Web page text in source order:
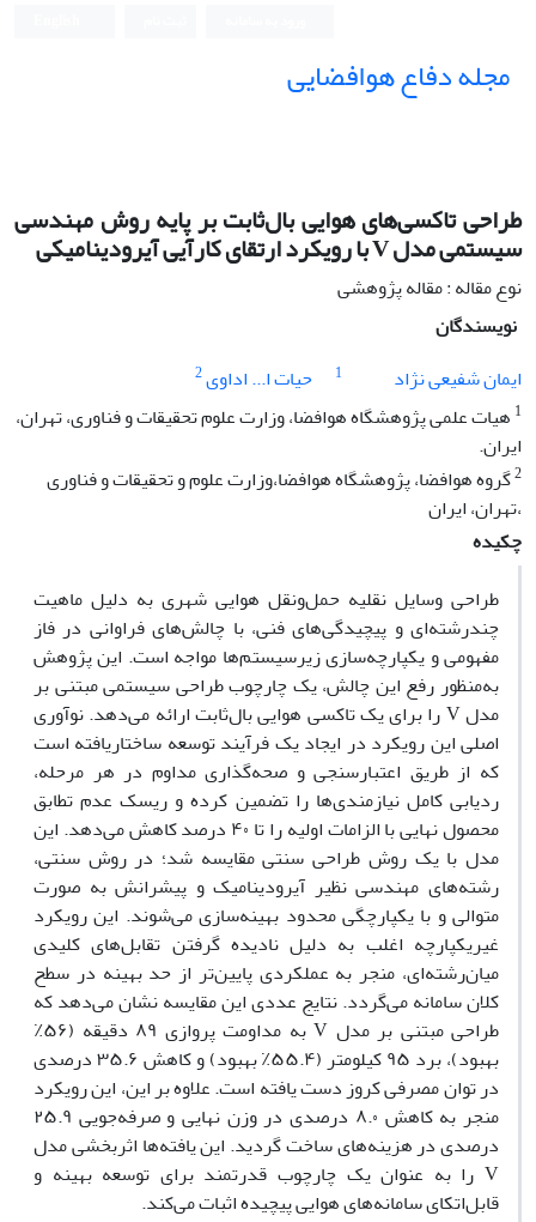
مجله دفاع هوافضایی
طراحی تاکسی‌های هوایی بال‌ثابت بر پایه روش مهندسی
سیستمی مدل V با رویکرد ارتقای کارآیی آیرودینامیکی
نوع مقاله : مقاله پژوهشی
نویسندگان
ایمان شفیعی نژاد
1 حیات ا... اداوی2
1 هیات علمی پژوهشگاه هوافضا، وزارت علوم تحقیقات و فناوری، تهران،
ایران.
2گروه هوافضا، پژوهشگاه هوافضا،وزارت علوم و تحقیقات و فناوری
،تهران، ایران
چکیده
طراحی وسایل نقلیه حمل‌ونقل هوایی شهری به دلیل ماهیت
چندرشته‌ای و پیچیدگی‌های فنی، با چالش‌های فراوانی در فاز
مفهومی و یکپارچه‌سازی زیرسیستم‌ها مواجه است. این پژوهش
به‌منظور رفع این چالش، یک چارچوب طراحی سیستمی مبتنی بر
مدل V را برای یک تاکسی هوایی بال‌ثابت ارائه می‌دهد. نوآوری
اصلی این رویکرد در ایجاد یک فرآیند توسعه ساختاریافته است
که از طریق اعتبارسنجی و صحه‌گذاری مداوم در هر مرحله،
ردیابی کامل نیازمندی‌ها را تضمین کرده و ریسک عدم تطابق
محصول نهایی با الزامات اولیه را تا ۴۰ درصد کاهش می‌دهد. این
مدل با یک روش طراحی سنتی مقایسه شد؛ در روش سنتی،
رشته‌های مهندسی نظیر آیرودینامیک و پیشرانش به صورت
متوالی و با یکپارچگی محدود بهینه‌سازی می‌شوند. این رویکرد
غیریکپارچه اغلب به دلیل نادیده گرفتن تقابل‌های کلیدی
میان‌رشته‌ای، منجر به عملکردی پایین‌تر از حد بهینه در سطح
کلان سامانه می‌گردد. نتایج عددی این مقایسه نشان می‌دهد که
طراحی مبتنی بر مدل V به مداومت پروازی ۸۹ دقیقه (۵۶٪
بهبود)، برد ۹۵ کیلومتر (۵۵.۴٪ بهبود) و کاهش ۳۵.۶ درصدی
در توان مصرفی کروز دست یافته است. علاوه بر این، این رویکرد
منجر به کاهش ۸.۰ درصدی در وزن نهایی و صرفه‌جویی ۲۵.۹
درصدی در هزینه‌های ساخت گردید. این یافته‌ها اثربخشی مدل
V را به عنوان یک چارچوب قدرتمند برای توسعه بهینه و
قابل‌اتکای سامانه‌های هوایی پیچیده اثبات می‌کند.